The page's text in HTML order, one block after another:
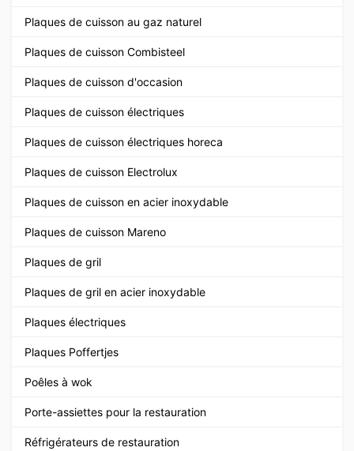
Plaques de cuisson au gaz naturel
Plaques de cuisson Combisteel
Plaques de cuisson d'occasion
Plaques de cuisson électriques
Plaques de cuisson électriques horeca
Plaques de cuisson Electrolux
Plaques de cuisson en acier inoxydable
Plaques de cuisson Mareno
Plaques de gril
Plaques de gril en acier inoxydable
Plaques électriques
Plaques Poffertjes
Poêles à wok
Porte-assiettes pour la restauration
Réfrigérateurs de restauration